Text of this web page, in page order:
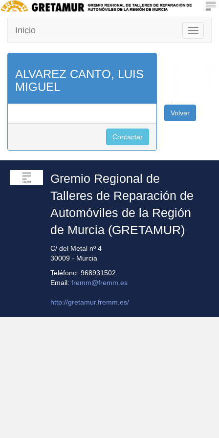
Toggle
Inicio
ALVAREZ CANTO, LUIS
MIGUEL
Contactar
Volver
Gremio Regional de
Talleres de Reparación de
Automóviles de la Región
de Murcia (GRETAMUR)
C/ del Metal nº 4
30009 - Murcia
Teléfono: 968931502
Email: fremm@fremm.es
http://gretamur.fremm.es/